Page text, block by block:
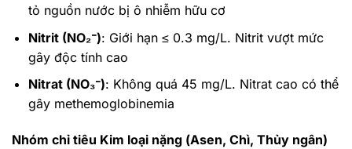
tỏ nguồn nước bị ô nhiễm hữu cơ
Nitrit (NO₂⁻): Giới hạn ≤ 0.3 mg/L. Nitrit vượt mức
gây độc tính cao
Nitrat (NO₃⁻): Không quá 45 mg/L. Nitrat cao có thể
gây methemoglobinemia
Nhóm chỉ tiêu Kim loại nặng (Asen, Chì, Thủy ngân)